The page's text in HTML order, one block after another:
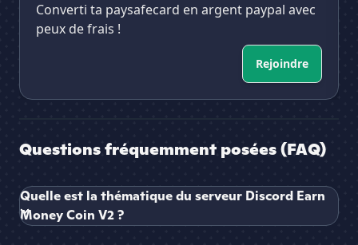
Converti ta paysafecard en argent paypal avec
peux de frais !
Rejoindre
Questions fréquemment posées (FAQ)
Quelle est la thématique du serveur Discord Earn
Money Coin V2 ?